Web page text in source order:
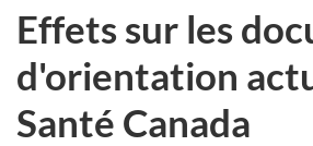
Effets sur les
d'orientation
Santé Canada